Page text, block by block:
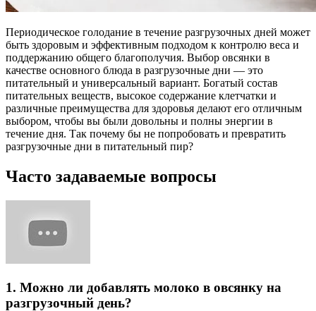
Периодическое голодание в течение разгрузочных дней может
быть здоровым и эффективным подходом к контролю веса и
поддержанию общего благополучия. Выбор овсянки в
качестве основного блюда в разгрузочные дни — это
питательный и универсальный вариант. Богатый состав
питательных веществ, высокое содержание клетчатки и
различные преимущества для здоровья делают его отличным
выбором, чтобы вы были довольны и полны энергии в
течение дня. Так почему бы не попробовать и превратить
разгрузочные дни в питательный пир?
Часто задаваемые вопросы
1. Можно ли добавлять молоко в овсянку на
разгрузочный день?